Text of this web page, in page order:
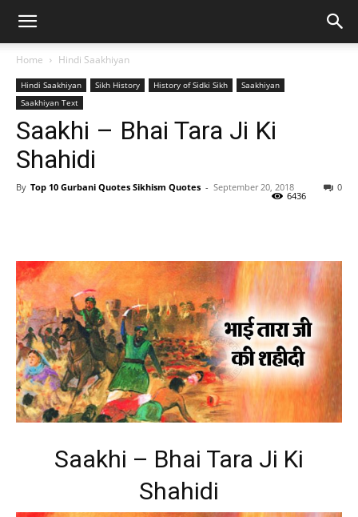
Home Hindi Saakhiyan
Hindi Saakhiyan Sikh History History of Sidki Sikh
Saakhiyan
Saakhiyan Text
Saakhi – Bhai Tara Ji Ki
Shahidi
By Top 10 Gurbani Quotes Sikhism Quotes - September 20, 2018 0
6436
Saakhi – Bhai Tara Ji Ki
Shahidi